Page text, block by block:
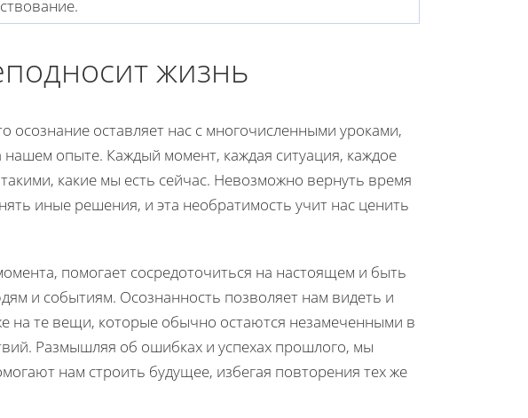
жизнь
осознание оставляет нас с многочисленными уроками,
опыте. Каждый момент, каждая ситуация, каждое
какие мы есть сейчас. Невозможно вернуть время
иные решения, и эта необратимость учит нас ценить
помогает сосредоточиться на настоящем и быть
и событиям. Осознанность позволяет нам видеть и
на те вещи, которые обычно остаются незамеченными в
Размышляя об ошибках и успехах прошлого, мы
нам строить будущее, избегая повторения тех же